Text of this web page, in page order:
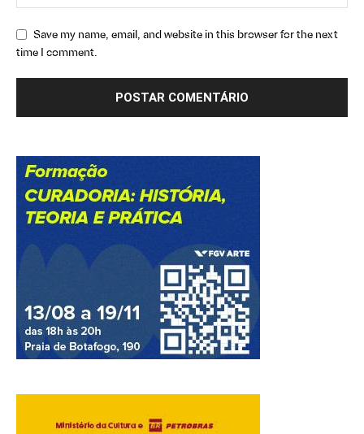
Save my name, email, and website in this browser for the next
time I comment.